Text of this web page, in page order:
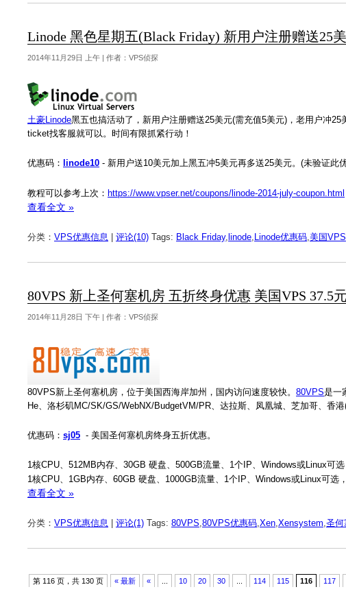
Linode 黑色星期五(Black Friday) 新用户注册赠送25
2014年11月29日 上午 | 作者：VPS侦探
土豪Linode黑五也搞活动了，新用户注册赠送25美元(需充值5美元)，老用户冲
ticket找客服就可以。时间有限抓紧行动！
优惠码： linode10 - 新用户送10美元加上黑五冲5美元再多送25美元。(未验证此
教程可以参考上次： https://www.vpser.net/coupons/linode-2014-july-coupon.html
查看全文 »
分类： VPS优惠信息 评论(10) Tags: Black Friday, linode Linode优惠码 美国VPS
80VPS 新上圣何塞机房 五折终身优惠 美国VPS 37.5
2014年11月28日 下午 | 作者：VPS侦探
80VPS新上圣何塞机房，位于美国西海岸加州，国内访问速度较快。 80VPS是一
He、洛杉矶MC/SK/GS/WebNX/BudgetVM/PR、达拉斯、凤凰城、芝加哥、香
优惠码： sj05 - 美国圣何塞机房终身五折优惠。
1核CPU、512MB内存、30GB 硬盘、500GB流量、1个IP、Windows或Linux可选
1核CPU、1GB内存、60GB 硬盘、1000GB流量、1个IP、Windows或Linux可选，
查看全文 »
分类： VPS优惠信息 | 评论(1) Tags: 80VPS 80VPS优惠码 Xen Xensystem 圣何
第 116 页，共 130 页 « 最新 « 10 20 30 114 115 116 117